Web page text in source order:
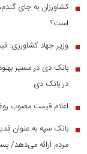
■ کشاورزان به جای
است؟
■ وزیر جهاد کشاورزی: قیمت
■
در بانک دی
■ اعلام قیمت مصوب
■ بانک سپه به عنوان
مردم ارائه می‌دهد/